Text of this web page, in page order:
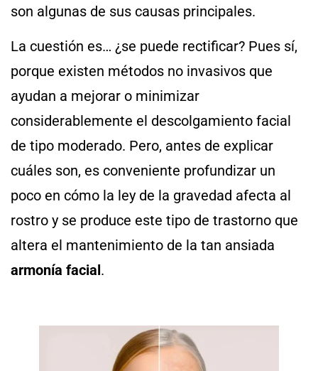
son algunas de sus causas principales.
La cuestión es… ¿se puede rectificar? Pues sí,
porque existen métodos no invasivos que
ayudan a mejorar o minimizar
considerablemente el descolgamiento facial
de tipo moderado. Pero, antes de explicar
cuáles son, es conveniente profundizar un
poco en cómo la ley de la gravedad afecta al
rostro y se produce este tipo de trastorno que
altera el mantenimiento de la tan ansiada
armonía facial.